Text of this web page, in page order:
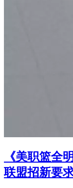
《美职篮全
联盟招新要